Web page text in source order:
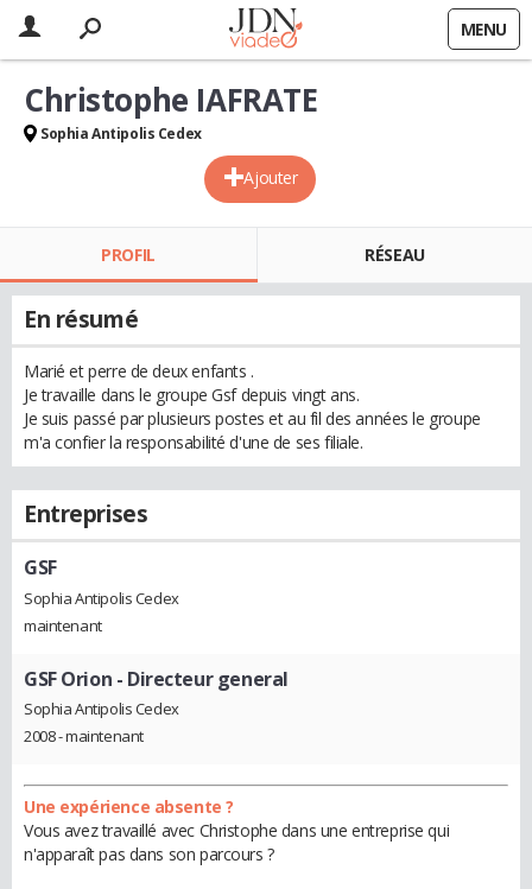
MENU
Ajouter
Christophe IAFRATE
Sophia Antipolis Cedex
PROFIL RÉSEAU
En résumé
Marié et perre de deux enfants .
Je travaille dans le groupe Gsf depuis vingt ans.
Je suis passé par plusieurs postes et au fil des années le groupe
m'a confier la responsabilité d'une de ses filiale.
Entreprises
GSF
Sophia Antipolis Cedex
maintenant
GSF Orion - Directeur general
Sophia Antipolis Cedex
2008 - maintenant
Une expérience absente ?
Vous avez travaillé avec Christophe dans une entreprise qui
n'apparaît pas dans son parcours ?